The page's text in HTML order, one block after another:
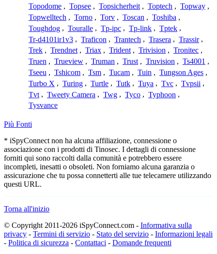
Topodome , Topsee , Topsicherheit , Toptech , Topway ,
Topwelltech , Torno , Torv , Toscan , Toshiba ,
Toughdog , Touralle , Tp-ipc , Tp-link , Tptek ,
Tr-d4101ir1v3 , Traficon , Trantech , Trasera , Trassir ,
Trek , Trendnet , Triax , Trident , Trivision , Tronitec ,
Truen , Trueview , Truman , Trust , Truvision , Ts4001 ,
Tseeu , Tshicom , Tsm , Tucam , Tuin , Tungson Ages ,
Turbo X , Turing , Turtle , Tutk , Tuya , Tvc , Tvpsii ,
Tvt , Tweety Camera , Twg , Tyco , Typhoon ,
Tysvance
Più Fonti
* iSpyConnect non ha alcuna affiliazione, connessione o
associazione con i prodotti di Tinosec. I dettagli di connessione
forniti qui sono raccolti dalla comunità e potrebbero essere
incompleti, inesatti o obsoleti. Non forniamo alcuna garanzia o
assicurazione che tu possa connetterti alle tue telecamere utilizzando
questi URL.
Torna all'inizio
© Copyright 2011-2026 iSpyConnect.com - Informativa sulla
privacy - Termini di servizio - Stato del servizio - Informazioni legali
- Politica di sicurezza - Contattaci - Domande frequenti